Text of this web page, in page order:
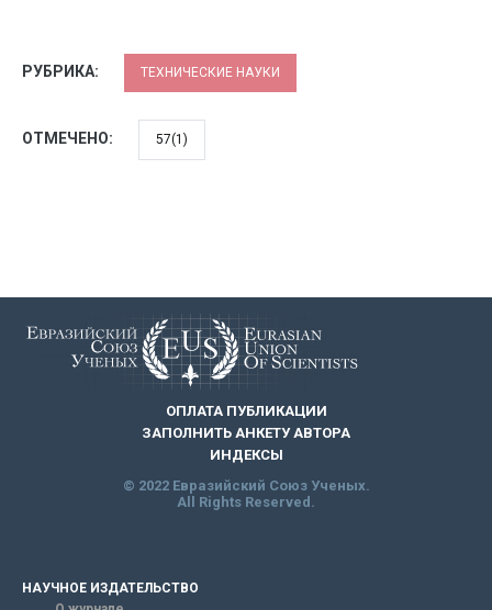
РУБРИКА: ТЕХНИЧЕСКИЕ НАУКИ
ОТМЕЧЕНО: 57(1)
ОПЛАТА ПУБЛИКАЦИИ
ЗАПОЛНИТЬ АНКЕТУ АВТОРА
ИНДЕКСЫ
© 2022 Евразийский Союз Ученых.
All Rights Reserved.
НАУЧНОЕ ИЗДАТЕЛЬСТВО